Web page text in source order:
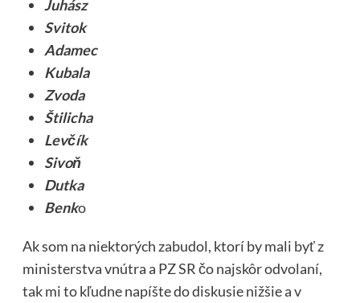
Juhász
Svitok
Adamec
Kubala
Zvoda
Štilicha
Levčík
Sivoň
Dutka
Benko
Ak som na niektorých zabudol, ktorí by mali byť z
ministerstva vnútra a PZ SR čo najskôr odvolaní,
tak mi to kľudne napíšte do diskusie nižšie a v